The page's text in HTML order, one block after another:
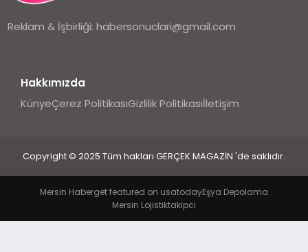
Reklam & İşbirliği:habersonuclari@gmail.com
Hakkımızda
KünyeÇerez PolitikasıGizlilik Politikasıİletişim
Copyright © 2025 Tüm hakları GERÇEK MAGAZİN 'de saklıdır.
Mersin Haberget featured on usatodayEşya Depolama
Mersin Lojistiktakipci